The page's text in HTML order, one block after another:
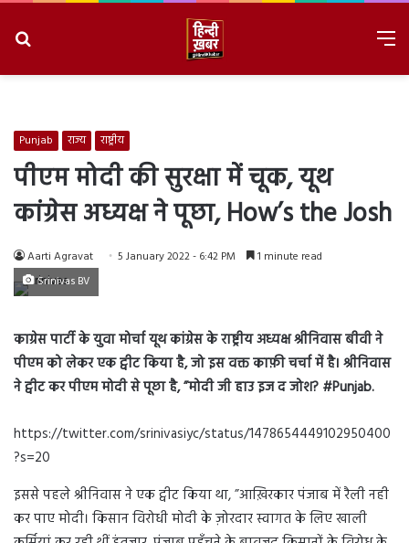
Punjab राज्य राष्ट्रीय
पीएम मोदी की सुरक्षा में चूक, यूथ
कांग्रेस अध्यक्ष ने पूछा, How’s the Josh
Aarti Agravat 5 January 2022 - 6:42 PM 1 minute read
Srinivas BV
काग्रेस पार्टी के युवा मोर्चा यूथ कांग्रेस के राष्ट्रीय अध्यक्ष श्रीनिवास बीवी ने
पीएम को लेकर एक ट्वीट किया है, जो इस वक्त काफ़ी चर्चा में है। श्रीनिवास
ने ट्वीट कर पीएम मोदी से पूछा है, ”मोदी जी हाउ इज द जोश? #Punjab.
https://twitter.com/srinivasiyc/status/1478654449102950400
?s=20
इससे पहले श्रीनिवास ने एक ट्वीट किया था, ”आख़िरकार पंजाब में रैली नही
कर पाए मोदी। किसान विरोधी मोदी के ज़ोरदार स्वागत के लिए खाली